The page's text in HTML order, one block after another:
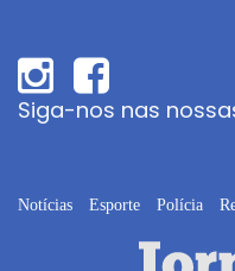
Siga-nos nas
Notícias Esporte Polícia